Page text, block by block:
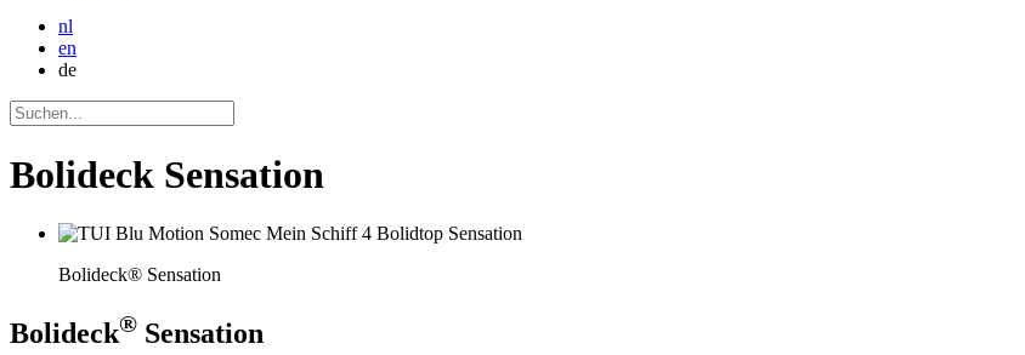
nl
en
de
Bolideck Sensation
Bolideck® Sensation
Bolideck® Sensation